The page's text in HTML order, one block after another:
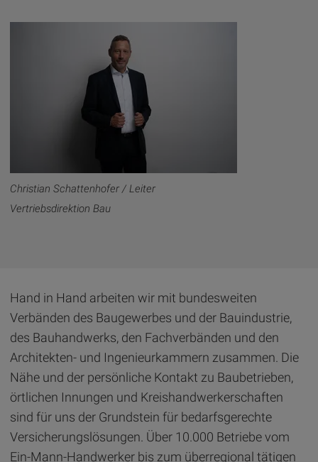
Christian Schattenhofer / Leiter
Vertriebsdirektion Bau
Hand in Hand arbeiten wir mit bundesweiten
Verbänden des Baugewerbes und der Bauindustrie,
des Bauhandwerks, den Fachverbänden und den
Architekten- und Ingenieurkammern zusammen. Die
Nähe und der persönliche Kontakt zu Baubetrieben,
örtlichen Innungen und Kreishandwerkerschaften
sind für uns der Grundstein für bedarfsgerechte
Versicherungslösungen. Über 10.000 Betriebe vom
Ein-Mann-Handwerker bis zum überregional tätigen